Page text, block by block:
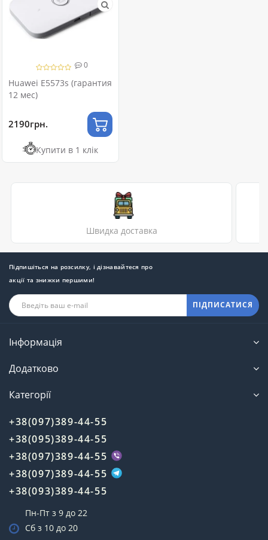
0
Huawei E5573s (гарантия
12 мес)
2190грн.
Купити в 1 клік
Швидка доставка
Підпишіться на розсилку, і дізнавайтеся про
акції та знижки першими!
ПІДПИСАТИСЯ
Інформація
Додатково
Категорії
+38(097)389-44-55
+38(095)389-44-55
+38(097)389-44-55
+38(097)389-44-55
+38(093)389-44-55
Пн-Пт з 9 до 22
Сб з 10 до 20